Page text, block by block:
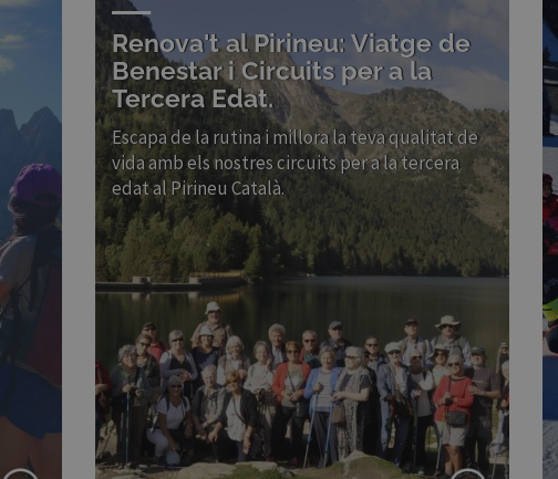
Renova't al Pirineu: Viatge de
Benestar i Circuits per a la
Tercera Edat.
Escapa de la rutina i millora la teva qualitat de
vida amb els nostres circuits per a la tercera
edat al Pirineu Català.